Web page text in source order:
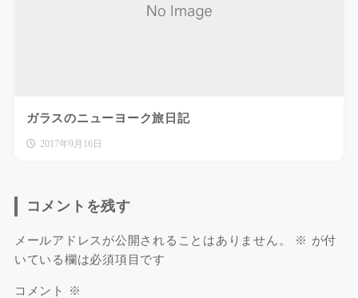
ガラスのニューヨーク旅日記
2017年9月16日
コメントを残す
メールアドレスが公開されることはありません。 ※ が付
いている欄は必須項目です
コメント ※